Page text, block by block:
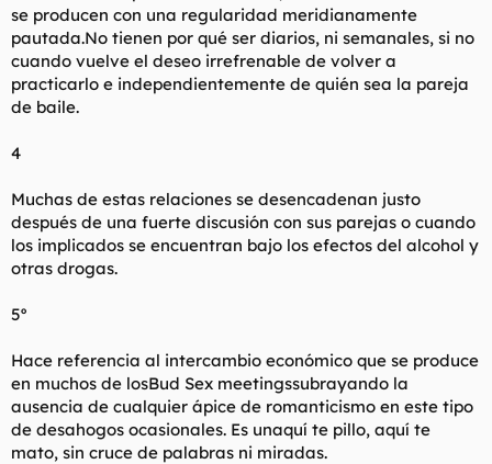
se producen con una regularidad meridianamente
pautada.No tienen por qué ser diarios, ni semanales, si no
cuando vuelve el deseo irrefrenable de volver a
practicarlo e independientemente de quién sea la pareja
de baile.
4
Muchas de estas relaciones se desencadenan justo
después de una fuerte discusión con sus parejas o cuando
los implicados se encuentran bajo los efectos del alcohol y
otras drogas.
5º
Hace referencia al intercambio económico que se produce
en muchos de losBud Sex meetingssubrayando la
ausencia de cualquier ápice de romanticismo en este tipo
de desahogos ocasionales. Es unaquí te pillo, aquí te
mato, sin cruce de palabras ni miradas.